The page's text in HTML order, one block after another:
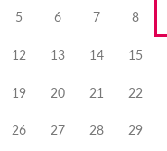
5 6 7 8
12 13 14 15
19 20 21 22
26 27 28 29